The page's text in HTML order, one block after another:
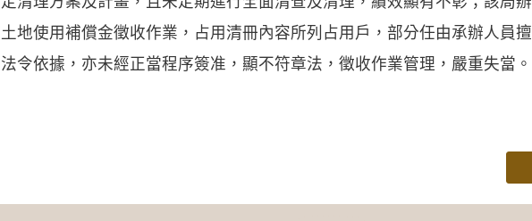
地使用補償金徵收作業，占用清冊內容所列占用戶，部分任由承辦人員擅
令依據，亦未經正當程序簽准，顯不符章法，徵收作業管理，嚴重失當。